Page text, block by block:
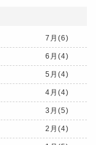
7月(6)
6月(4)
5月(4)
4月(4)
3月(5)
2月(4)